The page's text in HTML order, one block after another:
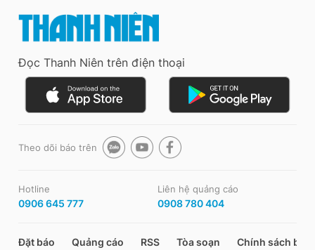
Đọc Thanh Niên trên điện thoại
Theo dõi báo trên
Hotline
0906 645 777
Liên hệ quảng cáo
0908 780 404
Đặt báo Quảng cáo RSS Tòa soạn Chính sách bảo